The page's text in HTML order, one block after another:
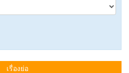
เรื่องย่อ